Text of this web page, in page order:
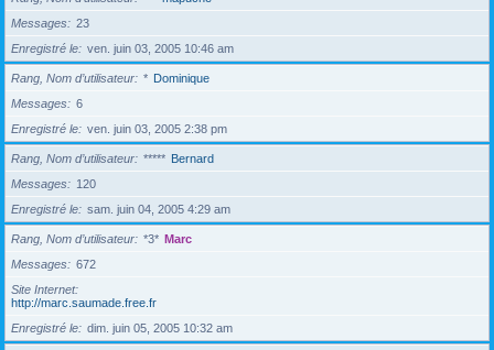
Messages
23
Enregistré le
ven. juin 03, 2005 10:46 am
Rang, Nom d’utilisateur * Dominique
Messages
6
Enregistré le
ven. juin 03, 2005 2:38 pm
Rang, Nom d’utilisateur ***** Bernard
Messages
120
Enregistré le
sam. juin 04, 2005 4:29 am
Rang, Nom d’utilisateur *3* Marc
Messages
672
Site Internet
http://marc.saumade.free.fr
Enregistré le
dim. juin 05, 2005 10:32 am